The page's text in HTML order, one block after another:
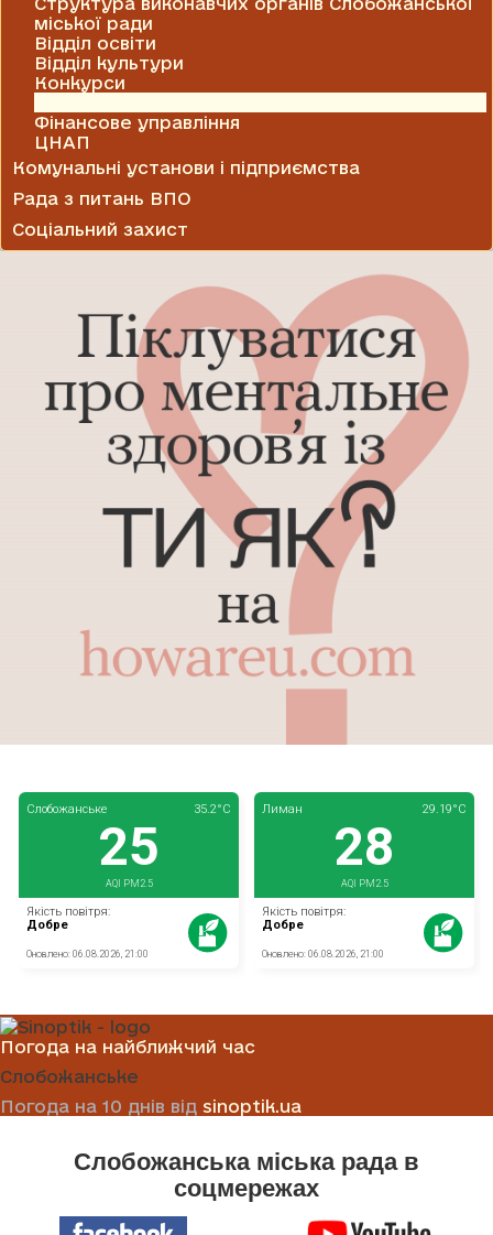
міської ради
Відділ освіти
Відділ культури
Конкурси
Фінансове управління
ЦНАП
Комунальні установи і підприємства
Рада з питань ВПО
Соціальний захист
Погода на найближчий час
Слобожанське
Погода на 10 днів від sinoptik.ua
Слобожанська міська рада в
соцмережах